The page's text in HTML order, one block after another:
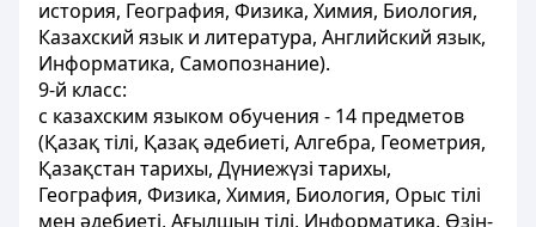
история, География, Физика, Химия, Биология,
Казахский язык и литература, Английский язык,
Информатика, Самопознание).
9-й класс:
с казахским языком обучения - 14 предметов
(Қазақ тілі, Қазақ әдебиеті, Алгебра, Геометрия,
Қазақстан тарихы, Дүниежүзі тарихы,
География, Физика, Химия, Биология, Орыс тілі
мен әдебиетi, Ағылшын тілі, Информатика, Өзін-